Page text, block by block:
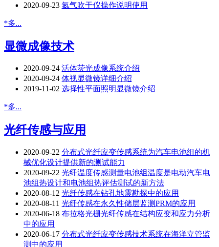
2020-09-23 氮气吹干仪操作说明使用
*多...
显微成像技术
2020-09-24 活体荧光成像系统介绍
2020-09-24 体视显微镜详细介绍
2019-11-02 选择性平面照明显微镜介绍
*多...
光纤传感与应用
2020-09-22 分布式光纤应变传感系统为汽车电池组的机
械优化设计提供新的测试能力
2020-09-22 光纤温度传感测量电池组温度是电动汽车电
池组热设计和电池组热评估测试的新方法
2020-08-12 光纤传感在钻孔地震勘探中的应用
2020-08-11 光纤传感在永久性储层监测PRM的应用
2020-06-18 布拉格光栅光纤传感在结构应变和应力分析
中的应用
2020-06-17 分布式光纤应变传感技术系统在海洋立管监
测中的应用